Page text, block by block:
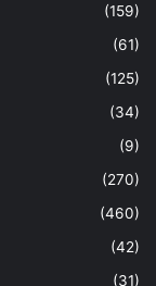
(159)
(61)
(125)
(34)
(9)
(270)
(460)
(42)
(31)